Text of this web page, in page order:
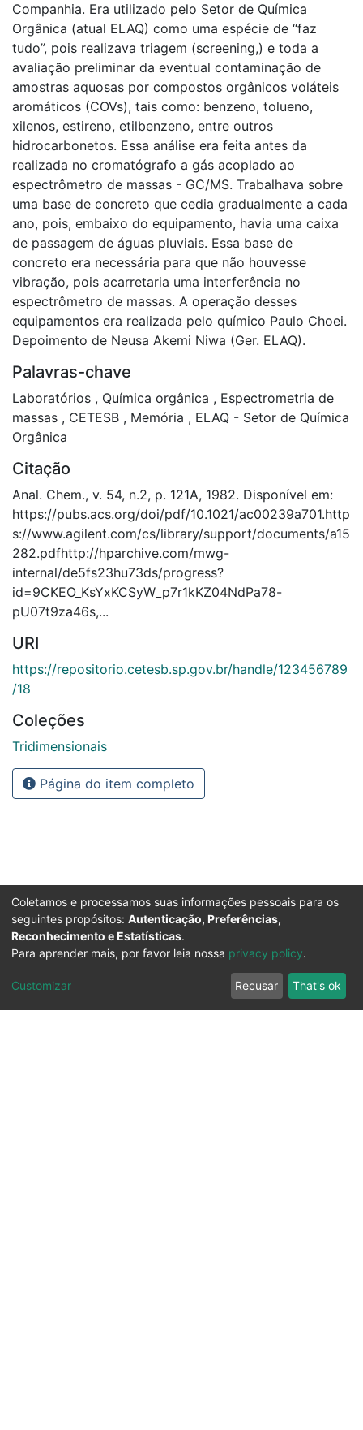
Companhia. Era utilizado pelo Setor de Química
Orgânica (atual ELAQ) como uma espécie de “faz
tudo”, pois realizava triagem (screening,) e toda a
avaliação preliminar da eventual contaminação de
amostras aquosas por compostos orgânicos voláteis
aromáticos (COVs), tais como: benzeno, tolueno,
xilenos, estireno, etilbenzeno, entre outros
hidrocarbonetos. Essa análise era feita antes da
realizada no cromatógrafo a gás acoplado ao
espectrômetro de massas - GC/MS. Trabalhava sobre
uma base de concreto que cedia gradualmente a cada
ano, pois, embaixo do equipamento, havia uma caixa
de passagem de águas pluviais. Essa base de
concreto era necessária para que não houvesse
vibração, pois acarretaria uma interferência no
espectrômetro de massas. A operação desses
equipamentos era realizada pelo químico Paulo Choei.
Depoimento de Neusa Akemi Niwa (Ger. ELAQ).
Palavras-chave
Laboratórios , Química orgânica , Espectrometria de
massas , CETESB , Memória , ELAQ - Setor de Química
Orgânica
Citação
Anal. Chem., v. 54, n.2, p. 121A, 1982. Disponível em:
https://pubs.acs.org/doi/pdf/10.1021/ac00239a701.http
s://www.agilent.com/cs/library/support/documents/a15
282.pdfhttp://hparchive.com/mwg-
internal/de5fs23hu73ds/progress?
id=9CKEO_KsYxKCSyW_p7r1kKZ04NdPa78-
pU07t9za46s,...
URI
https://repositorio.cetesb.sp.gov.br/handle/123456789
/18
Coleções
Tridimensionais
Página do item completo
Coletamos e processamos suas informações pessoais para os
seguintes propósitos: Autenticação, Preferências,
Reconhecimento e Estatísticas.
Para aprender mais, por favor leia nossa privacy policy.
Customizar Recusar That's ok